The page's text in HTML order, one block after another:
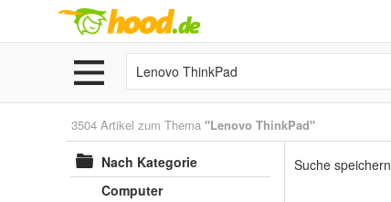
3504 Artikel zum Thema "Lenovo ThinkPad"
Nach Kategorie
Computer
Suche speichern